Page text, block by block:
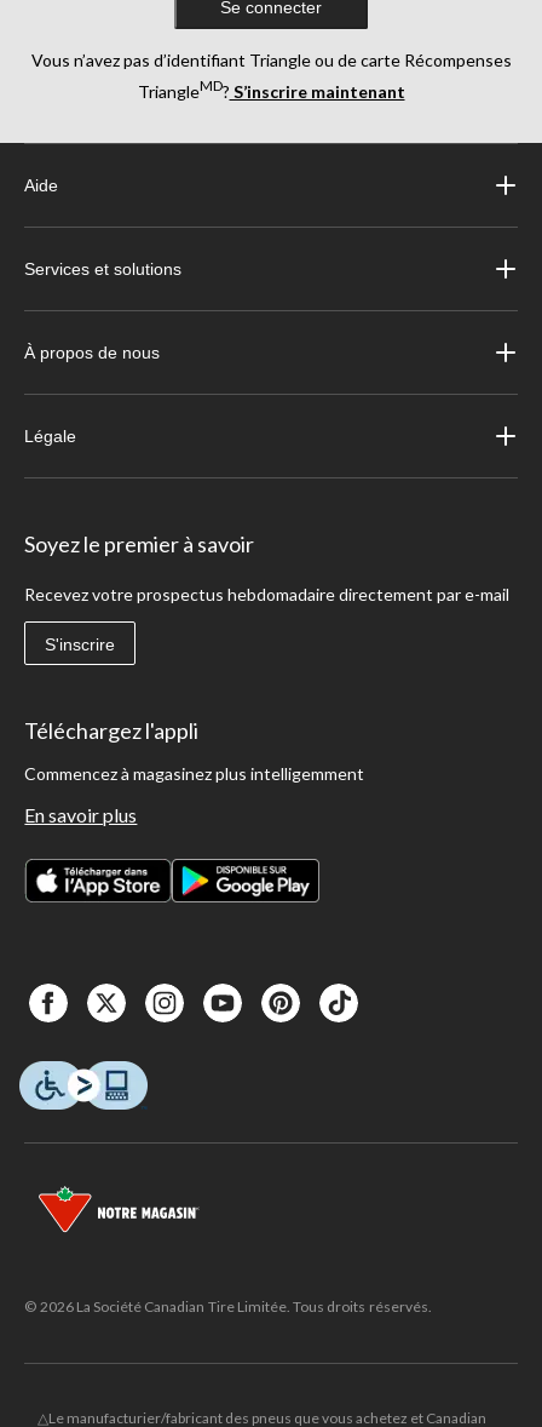
Se connecter
Vous n’avez pas d’identifiant Triangle ou de carte Récompenses
TriangleMD? S’inscrire maintenant
Aide
Services et solutions
À propos de nous
Légale
Soyez le premier à savoir
Recevez votre prospectus hebdomadaire directement par e-mail
S'inscrire
Téléchargez l'appli
Commencez à magasinez plus intelligemment
En savoir plus
© 2026 La Société Canadian Tire Limitée. Tous droits réservés.
△Le manufacturier/fabricant des pneus que vous achetez et Canadian